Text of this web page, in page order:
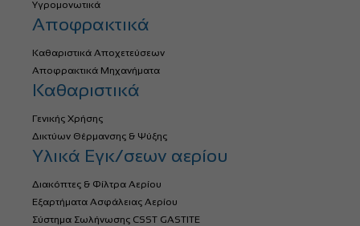
Υγρομονωτικά
Αποφρακτικά
Καθαριστικά Αποχετεύσεων
Αποφρακτικά Μηχανήματα
Καθαριστικά
Γενικής Χρήσης
Δικτύων Θέρμανσης & Ψύξης
Υλικά Εγκ/σεων αερίου
Διακόπτες & Φίλτρα Αερίου
Εξαρτήματα Ασφάλειας Αερίου
Σύστημα Σωλήνωσης CSST GASTITE